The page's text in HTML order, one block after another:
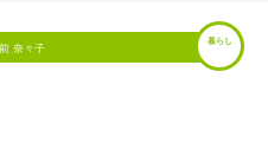
奈々子
暮らし